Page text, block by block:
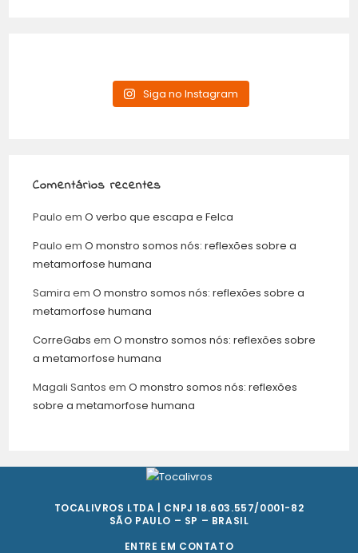
Siga no Instagram
Comentários recentes
Paulo emO verbo que escapa e Felca
Paulo emO monstro somos nós: reflexões sobre a
metamorfose humana
Samira emO monstro somos nós: reflexões sobre a
metamorfose humana
CorreGabs emO monstro somos nós: reflexões sobre
a metamorfose humana
Magali Santos emO monstro somos nós: reflexões
sobre a metamorfose humana
TOCALIVROS LTDA | CNPJ 18.603.557/0001-82
SÃO PAULO – SP – BRASIL
ENTRE EM CONTATO